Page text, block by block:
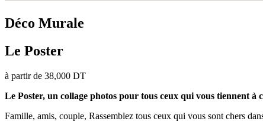
Déco Murale
Le Poster
à partir de 38,000 DT
Le Poster, un collage photos pour tous ceux qui vous tiennent à
Famille, amis, couple, Rassemblez tous ceux qui vous sont chers